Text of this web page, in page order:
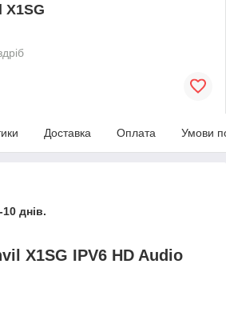
Доставка Оплата Умови
днів.
X1SG IPV6 HD Audio